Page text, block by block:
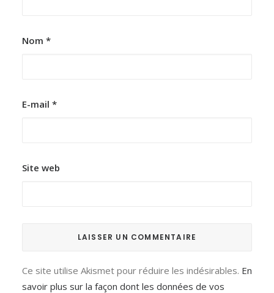
Nom *
E-mail *
Site web
Ce site utilise Akismet pour réduire les indésirables. En
savoir plus sur la façon dont les données de vos